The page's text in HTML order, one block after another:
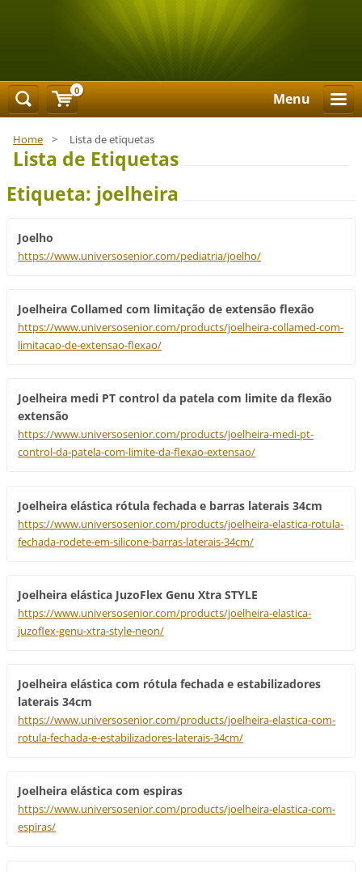
Menu
Home > Lista de etiquetas
Lista de Etiquetas
Etiqueta: joelheira
Joelho
https://www.universosenior.com/pediatria/joelho/
Joelheira Collamed com limitação de extensão flexão
https://www.universosenior.com/products/joelheira-collamed-com-
limitacao-de-extensao-flexao/
Joelheira medi PT control da patela com limite da flexão
extensão
https://www.universosenior.com/products/joelheira-medi-pt-
control-da-patela-com-limite-da-flexao-extensao/
Joelheira elástica rótula fechada e barras laterais 34cm
https://www.universosenior.com/products/joelheira-elastica-rotula-
fechada-rodete-em-silicone-barras-laterais-34cm/
Joelheira elástica JuzoFlex Genu Xtra STYLE
https://www.universosenior.com/products/joelheira-elastica-
juzoflex-genu-xtra-style-neon/
Joelheira elástica com rótula fechada e estabilizadores
laterais 34cm
https://www.universosenior.com/products/joelheira-elastica-com-
rotula-fechada-e-estabilizadores-laterais-34cm/
Joelheira elástica com espiras
https://www.universosenior.com/products/joelheira-elastica-com-
espiras/
0